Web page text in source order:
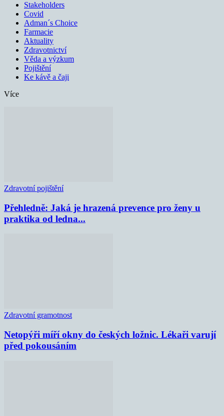
Stakeholders
Covid
Adman´s Choice
Farmacie
Aktuality
Zdravotnictví
Věda a výzkum
Pojištění
Ke kávě a čaji
Více
Zdravotní pojištění
Přehledně: Jaká je hrazená prevence pro ženy u
praktika od ledna...
Zdravotní gramotnost
Netopýři míří okny do českých ložnic. Lékaři varují
před pokousáním